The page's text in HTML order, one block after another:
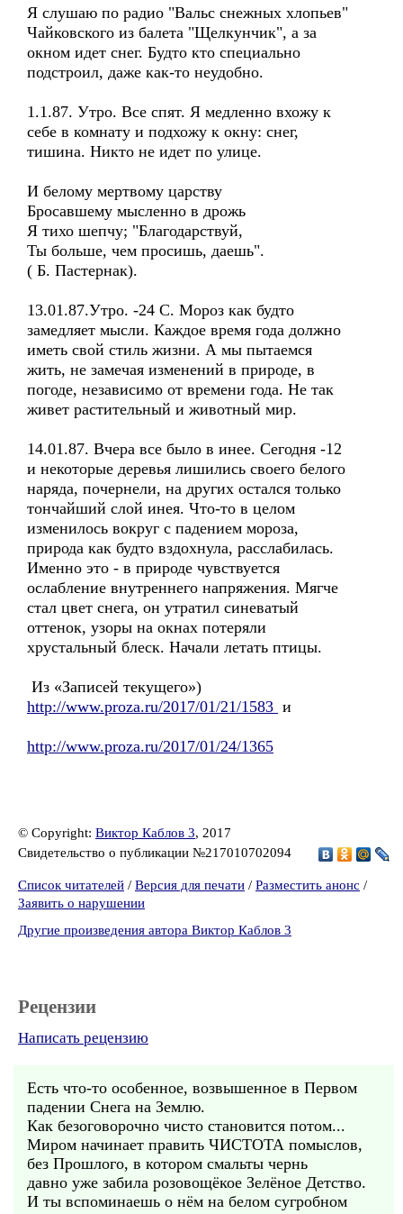
Я слушаю по радио "Вальс снежных хлопьев"
Чайковского из балета "Щелкунчик", а за
окном идет снег. Будто кто специально
подстроил, даже как-то неудобно.
1.1.87. Утро. Все спят. Я медленно вхожу к
себе в комнату и подхожу к окну: снег,
тишина. Никто не идет по улице.
И белому мертвому царству
Бросавшему мысленно в дрожь
Я тихо шепчу; "Благодарствуй,
Ты больше, чем просишь, даешь".
( Б. Пастернак).
13.01.87.Утро. -24 С. Мороз как будто
замедляет мысли. Каждое время года должно
иметь свой стиль жизни. А мы пытаемся
жить, не замечая изменений в природе, в
погоде, независимо от времени года. Не так
живет растительный и животный мир.
14.01.87. Вчера все было в инее. Сегодня -12
и некоторые деревья лишились своего белого
наряда, почернели, на других остался только
тончайший слой инея. Что-то в целом
изменилось вокруг с падением мороза,
природа как будто вздохнула, расслабилась.
Именно это - в природе чувствуется
ослабление внутреннего напряжения. Мягче
стал цвет снега, он утратил синеватый
оттенок, узоры на окнах потеряли
хрустальный блеск. Начали летать птицы.
Из «Записей текущего»)
http://www.proza.ru/2017/01/21/1583 и
http://www.proza.ru/2017/01/24/1365
© Copyright: Виктор Каблов 3, 2017
Свидетельство о публикации №217010702094
Список читателей / Версия для печати / Разместить анонс /
Заявить о нарушении
Другие произведения автора Виктор Каблов 3
Рецензии
Написать рецензию
Есть что-то особенное, возвышенное в Первом
падении Снега на Землю.
Как безоговорочно чисто становится потом...
Миром начинает править ЧИСТОТА помыслов,
без Прошлого, в котором смальты чернь
давно уже забила розовощёкое Зелёное Детство.
И ты вспоминаешь о нём на белом сугробном